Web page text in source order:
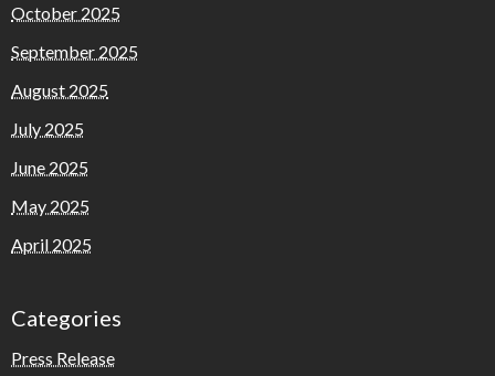
October 2025
September 2025
August 2025
July 2025
June 2025
May 2025
April 2025
Categories
Press Release